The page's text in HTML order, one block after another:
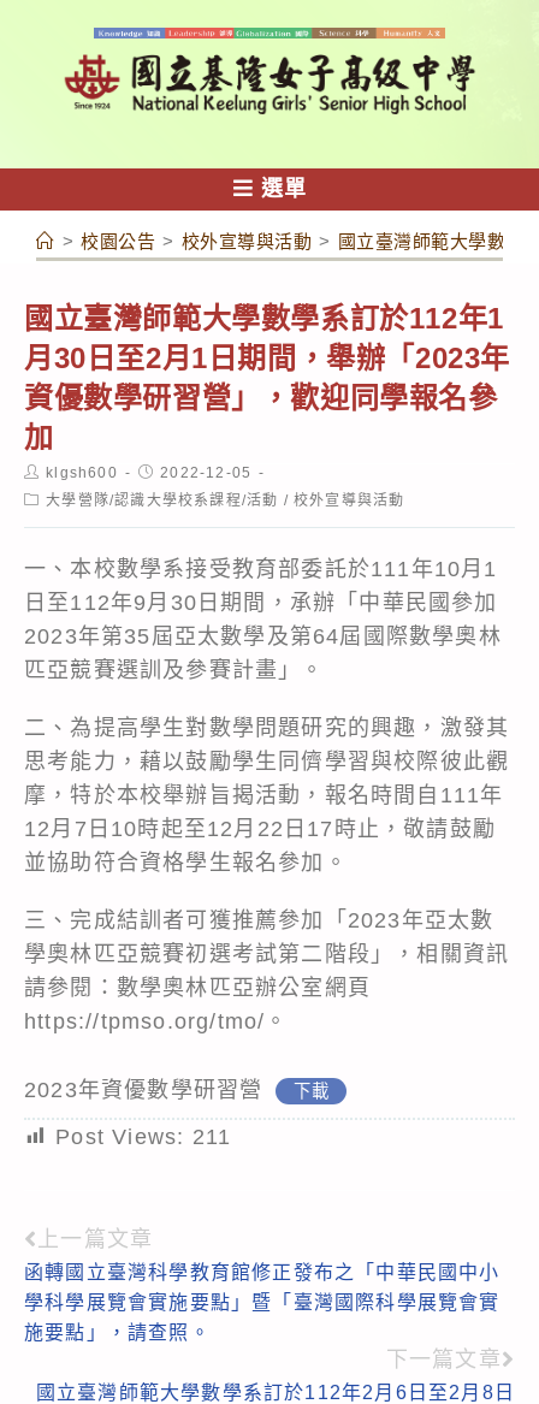
容
選單
> 校園公告 > 校外宣導與活動 > 國立臺灣師範大學數學
國立臺灣師範大學數學系訂於112年1
月30日至2月1日期間，舉辦「2023年
資優數學研習營」，歡迎同學報名參
加
Post
author:
klgsh600
Post
published:
2022-12-05
Post大學營隊/認識大學校系課程/活動 / 校外宣導與活動
一、本校數學系接受教育部委託於111年10月1
日至112年9月30日期間，承辦「中華民國參加
2023年第35屆亞太數學及第64屆國際數學奧林
匹亞競賽選訓及參賽計畫」。
二、為提高學生對數學問題研究的興趣，激發其
思考能力，藉以鼓勵學生同儕學習與校際彼此觀
摩，特於本校舉辦旨揭活動，報名時間自111年
12月7日10時起至12月22日17時止，敬請鼓勵
並協助符合資格學生報名參加。
三、完成結訓者可獲推薦參加「2023年亞太數
學奧林匹亞競賽初選考試第二階段」，相關資訊
請參閱：數學奧林匹亞辦公室網頁
https://tpmso.org/tmo/ 。
2023年資優數學研習營 下載
Post Views: 211
Read
more
articles
上一篇文章
函轉國立臺灣科學教育館修正發布之「中華民國中小
學科學展覽會實施要點」暨「臺灣國際科學展覽會實
施要點」，請查照。
下一篇文章
國立臺灣師範大學數學系訂於112年2月6日至2月8日